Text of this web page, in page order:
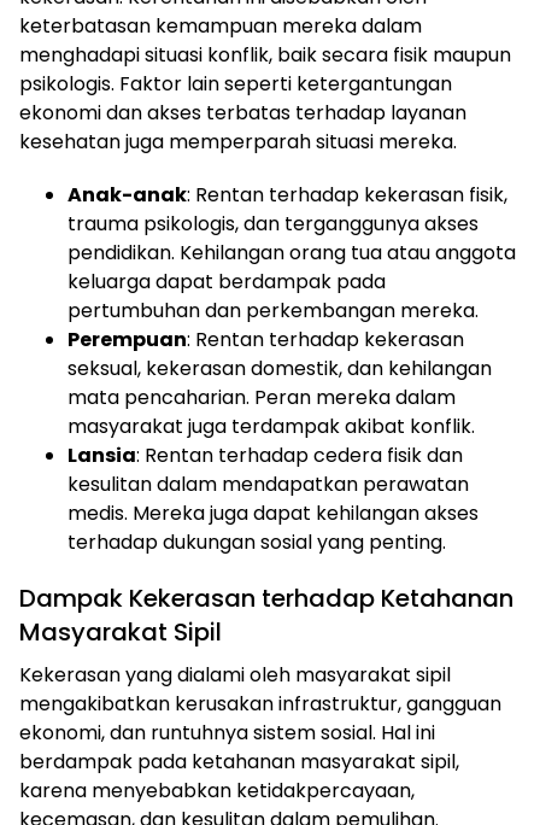
keterbatasan kemampuan mereka dalam
menghadapi situasi konflik, baik secara fisik maupun
psikologis. Faktor lain seperti ketergantungan
ekonomi dan akses terbatas terhadap layanan
kesehatan juga memperparah situasi mereka.
Anak-anak: Rentan terhadap kekerasan fisik,
trauma psikologis, dan terganggunya akses
pendidikan. Kehilangan orang tua atau anggota
keluarga dapat berdampak pada
pertumbuhan dan perkembangan mereka.
Perempuan: Rentan terhadap kekerasan
seksual, kekerasan domestik, dan kehilangan
mata pencaharian. Peran mereka dalam
masyarakat juga terdampak akibat konflik.
Lansia: Rentan terhadap cedera fisik dan
kesulitan dalam mendapatkan perawatan
medis. Mereka juga dapat kehilangan akses
terhadap dukungan sosial yang penting.
Dampak Kekerasan terhadap Ketahanan
Masyarakat Sipil
Kekerasan yang dialami oleh masyarakat sipil
mengakibatkan kerusakan infrastruktur, gangguan
ekonomi, dan runtuhnya sistem sosial. Hal ini
berdampak pada ketahanan masyarakat sipil,
karena menyebabkan ketidakpercayaan,
kecemasan, dan kesulitan dalam pemulihan.